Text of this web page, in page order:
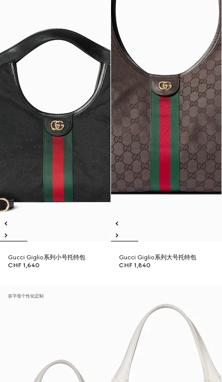
Gucci Giglio系列小号托特包
CHF 1,640
Gucci Giglio系列大号托特包
CHF 1,840
首字母个性化定制